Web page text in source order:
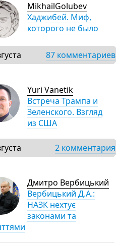
MikhailGolubev
Хаджибей. Миф,
которого не было
87 комментариев
Yuri Vanetik
Встреча Трампа и
Зеленского. Взгляд
из США
2 комментария
Дмитро Вербицький
Вербицький Д.А.:
НАЗК нехтує
законами та